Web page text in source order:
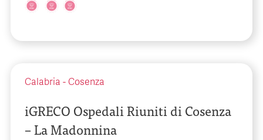
Calabria - Cosenza
iGRECO Ospedali Riuniti di Cosenza
– La Madonnina